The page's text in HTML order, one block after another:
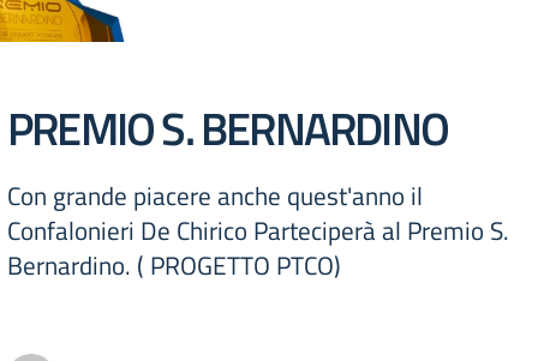
PREMIO S. BERNARDINO
Con grande piacere anche quest'anno il
Confalonieri De Chirico Parteciperà al Premio S.
Bernardino. ( PROGETTO PTCO)